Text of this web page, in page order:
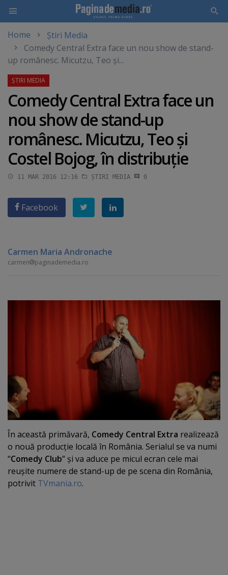
main
content
Home
Știri Media
Comedy Central Extra face un nou show de stand-
up românesc. Micutzu, Teo şi...
Comedy Central Extra face un
nou show de stand-up
românesc. Micutzu, Teo şi
Costel Bojog, în distribuţie
11 MAR 2016 12:16 ȘTIRI MEDIA 0
Facebook
Carmen Maria Andronache
carmen paginademedia.ro
În această primăvară, Comedy Central Extra realizează
o nouă producţie locală în România. Serialul se va numi
“Comedy Club” şi va aduce pe micul ecran cele mai
reuşite numere de stand-up de pe scena din România,
potrivit TVmania.ro.